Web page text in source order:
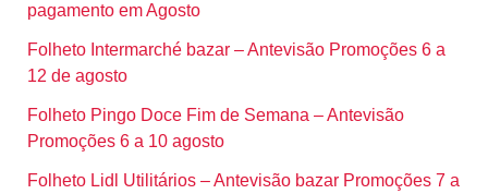
pagamento em Agosto
Folheto Intermarché bazar – Antevisão Promoções 6 a
12 de agosto
Folheto Pingo Doce Fim de Semana – Antevisão
Promoções 6 a 10 agosto
Folheto Lidl Utilitários – Antevisão bazar Promoções 7 a